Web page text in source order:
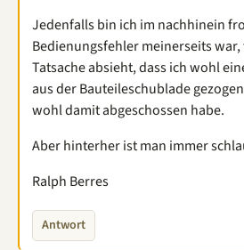
Jedenfalls bin ich im nachhinein
Bedienungsfehler meinerseits
Tatsache absieht, dass ich wohl
aus der Bauteileschublade
wohl damit abgeschossen habe.
Aber hinterher ist man immer
Ralph Berres
Antwort